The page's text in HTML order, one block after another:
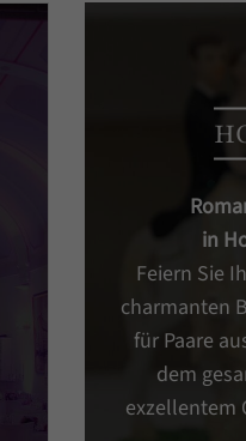
in
Feiern Sie
charmanten
für Paare
dem
exzellentem